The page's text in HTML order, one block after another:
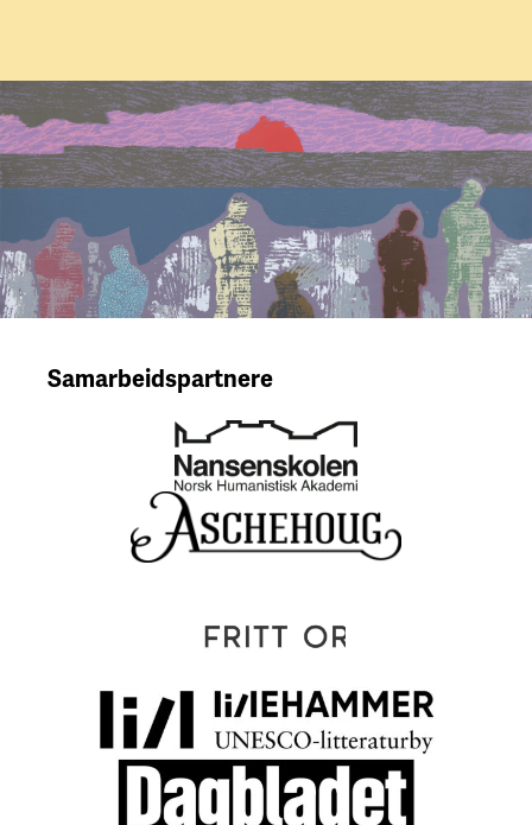
Samarbeidspartnere